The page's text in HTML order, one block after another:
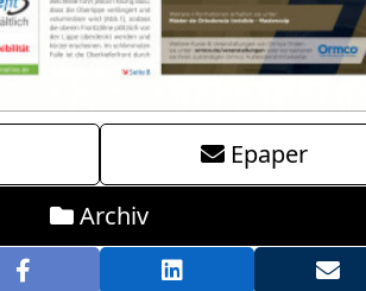
Epaper
Archiv